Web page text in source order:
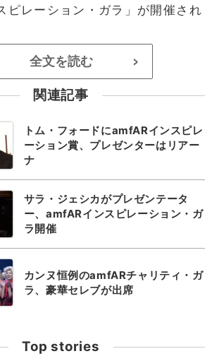
ピレーション・ガラ」が開催され
全文を読む >
関連記事
トム・フォードにamfARインスピレ
ーション賞、プレゼンターはリアー
ナ
サラ・ジェシカがプレゼンテータ
ー、amfARインスピレーション・ガ
ラ開催
カンヌ恒例のamfARチャリティ・ガ
ラ、豪華セレブが出席
Top stories